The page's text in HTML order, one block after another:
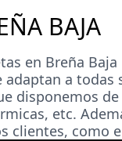
BAJA
en Breña
adaptan a todas
disponemos
, etc.
clientes, como